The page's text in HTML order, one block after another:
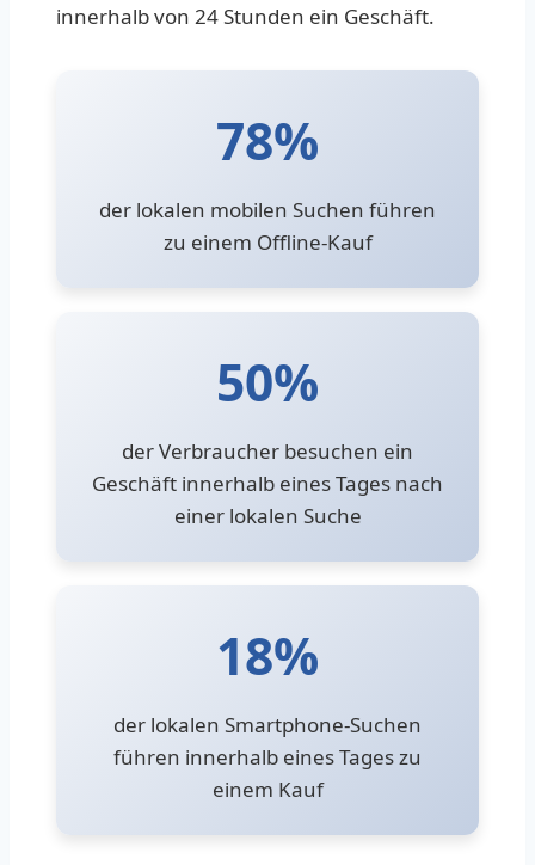
innerhalb von 24 Stunden ein Geschäft.
78%
der lokalen mobilen Suchen führen
zu einem Offline-Kauf
50%
der Verbraucher besuchen ein
Geschäft innerhalb eines Tages nach
einer lokalen Suche
18%
der lokalen Smartphone-Suchen
führen innerhalb eines Tages zu
einem Kauf